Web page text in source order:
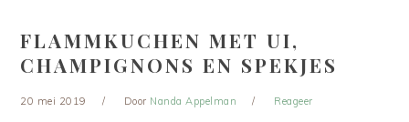
FLAMMKUCHEN MET UI,
CHAMPIGNONS EN SPEKJES
20 mei 2019 Door Nanda Appelman Reageer